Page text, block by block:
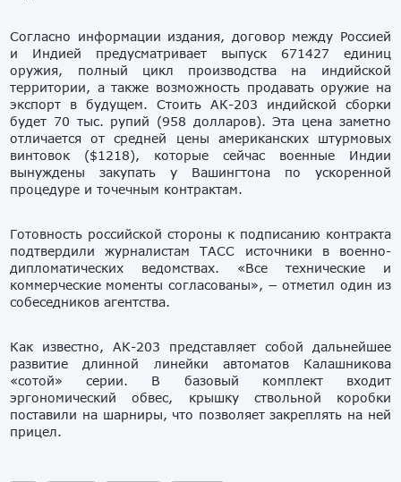
Согласно информации издания, договор между Россией
и Индией предусматривает выпуск 671427 единиц
оружия, полный цикл производства на индийской
территории, а также возможность продавать оружие на
экспорт в будущем. Стоить АК-203 индийской сборки
будет 70 тыс. рупий (958 долларов). Эта цена заметно
отличается от средней цены американских штурмовых
винтовок ($1218), которые сейчас военные Индии
вынуждены закупать у Вашингтона по ускоренной
процедуре и точечным контрактам.
Готовность российской стороны к подписанию контракта
подтвердили журналистам ТАСС источники в военно-
дипломатических ведомствах. «Все технические и
коммерческие моменты согласованы», − отметил один из
собеседников агентства.
Как известно, АК-203 представляет собой дальнейшее
развитие длинной линейки автоматов Калашникова
«сотой» серии. В базовый комплект входит
эргономический обвес, крышку ствольной коробки
поставили на шарниры, что позволяет закреплять на ней
прицел.